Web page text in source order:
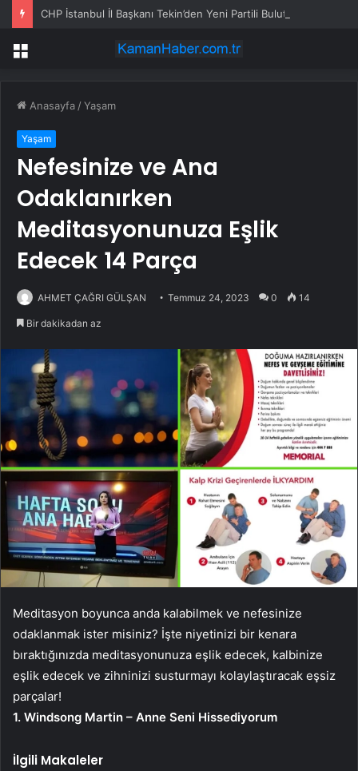
Menü
Anasayfa /Yaşam
Yaşam
Nefesinize ve Ana
Odaklanırken
Meditasyonunuza Eşlik
Edecek 14 Parça
AHMET ÇAĞRI GÜLŞAN Temmuz 24, 2023 0 14
Bir dakikadan az
Meditasyon boyunca anda kalabilmek ve nefesinize
odaklanmak ister misiniz? İşte niyetinizi bir kenara
bıraktığınızda meditasyonunuza eşlik edecek, kalbinize
eşlik edecek ve zihninizi susturmayı kolaylaştıracak eşsiz
parçalar!
1. Windsong Martin – Anne Seni Hissediyorum
İlgili Makaleler